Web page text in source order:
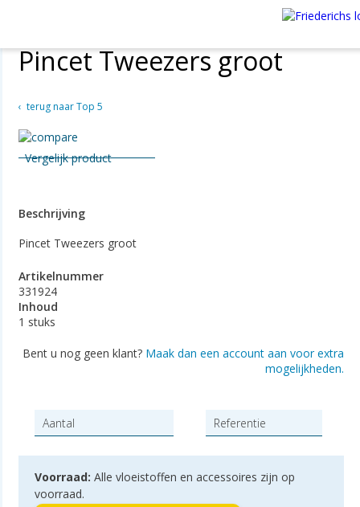
Pincet Tweezers groot
terug naar Top 5
Vergelijk product
Beschrijving
Pincet Tweezers groot
Artikelnummer
331924
Inhoud
1 stuks
Bent u nog geen klant? Maak dan een account aan voor extra
mogelijkheden.
Voorraad: Alle vloeistoffen en accessoires zijn op
voorraad.